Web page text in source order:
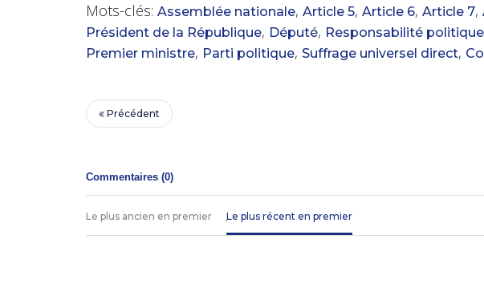
Mots-clés: Assemblée nationale, Article 5, Article 6, Article 7,
Président de la République, Député, Responsabilité politique
Premier ministre, Parti politique, Suffrage universel direct,
Précédent
Commentaires (0)
Le plus ancien en premier Le plus récent en premier